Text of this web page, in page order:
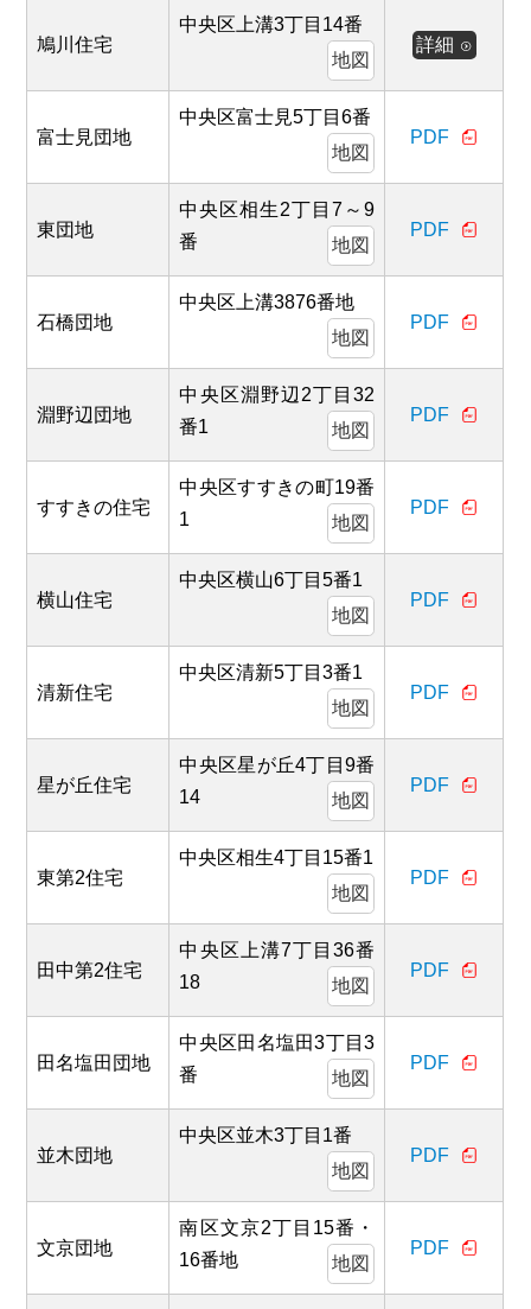
鳩川住宅
中央区上溝3丁目14番
地図
詳細
富士見団地
中央区富士見5丁目6番
地図
PDF
東団地
中央区相生2丁目7～9
番
地図
PDF
石橋団地
中央区上溝3876番地
地図
PDF
淵野辺団地
中央区淵野辺2丁目32
番1
地図
PDF
すすきの住宅
中央区すすきの町19番
1
地図
PDF
横山住宅
中央区横山6丁目5番1
地図
PDF
清新住宅
中央区清新5丁目3番1
地図
PDF
星が丘住宅
中央区星が丘4丁目9番
14
地図
PDF
東第2住宅
中央区相生4丁目15番1
地図
PDF
田中第2住宅
中央区上溝7丁目36番
18
地図
PDF
田名塩田団地
中央区田名塩田3丁目3
番
地図
PDF
並木団地
中央区並木3丁目1番
地図
PDF
文京団地
南区文京2丁目15番・
16番地
地図
PDF